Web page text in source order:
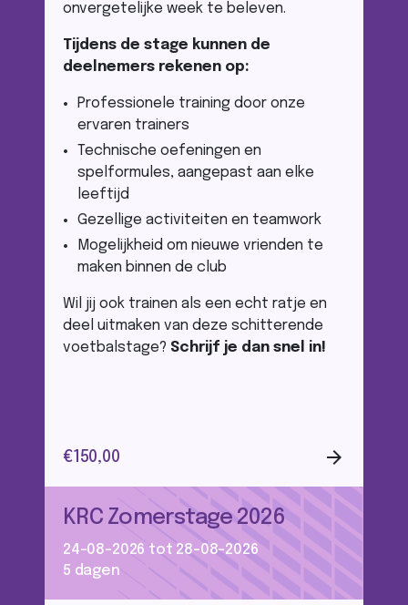
onvergetelijke week te beleven.
Tijdens de stage kunnen de
deelnemers rekenen op:
Professionele training door onze
ervaren trainers
Technische oefeningen en
spelformules, aangepast aan elke
leeftijd
Gezellige activiteiten en teamwork
Mogelijkheid om nieuwe vrienden te
maken binnen de club
Wil jij ook trainen als een echt ratje en
deel uitmaken van deze schitterende
voetbalstage? Schrijf je dan snel in!
€150,00 arrow_forward
KRC Zomerstage 2026
24-08-2026 tot 28-08-2026
5 dagen